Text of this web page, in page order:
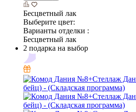
Бесцветный лак
Выберите цвет:
Варианты отделки :
Бесцветный лак
2 подарка на выбор